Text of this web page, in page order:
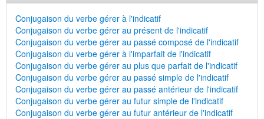
Conjugaison du verbe gérer à l'indicatif
Conjugaison du verbe gérer au présent de l'indicatif
Conjugaison du verbe gérer au passé composé de l'indicatif
Conjugaison du verbe gérer à l'imparfait de l'indicatif
Conjugaison du verbe gérer au plus que parfait de l'indicatif
Conjugaison du verbe gérer au passé simple de l'indicatif
Conjugaison du verbe gérer au passé antérieur de l'indicatif
Conjugaison du verbe gérer au futur simple de l'indicatif
Conjugaison du verbe gérer au futur antérieur de l'indicatif